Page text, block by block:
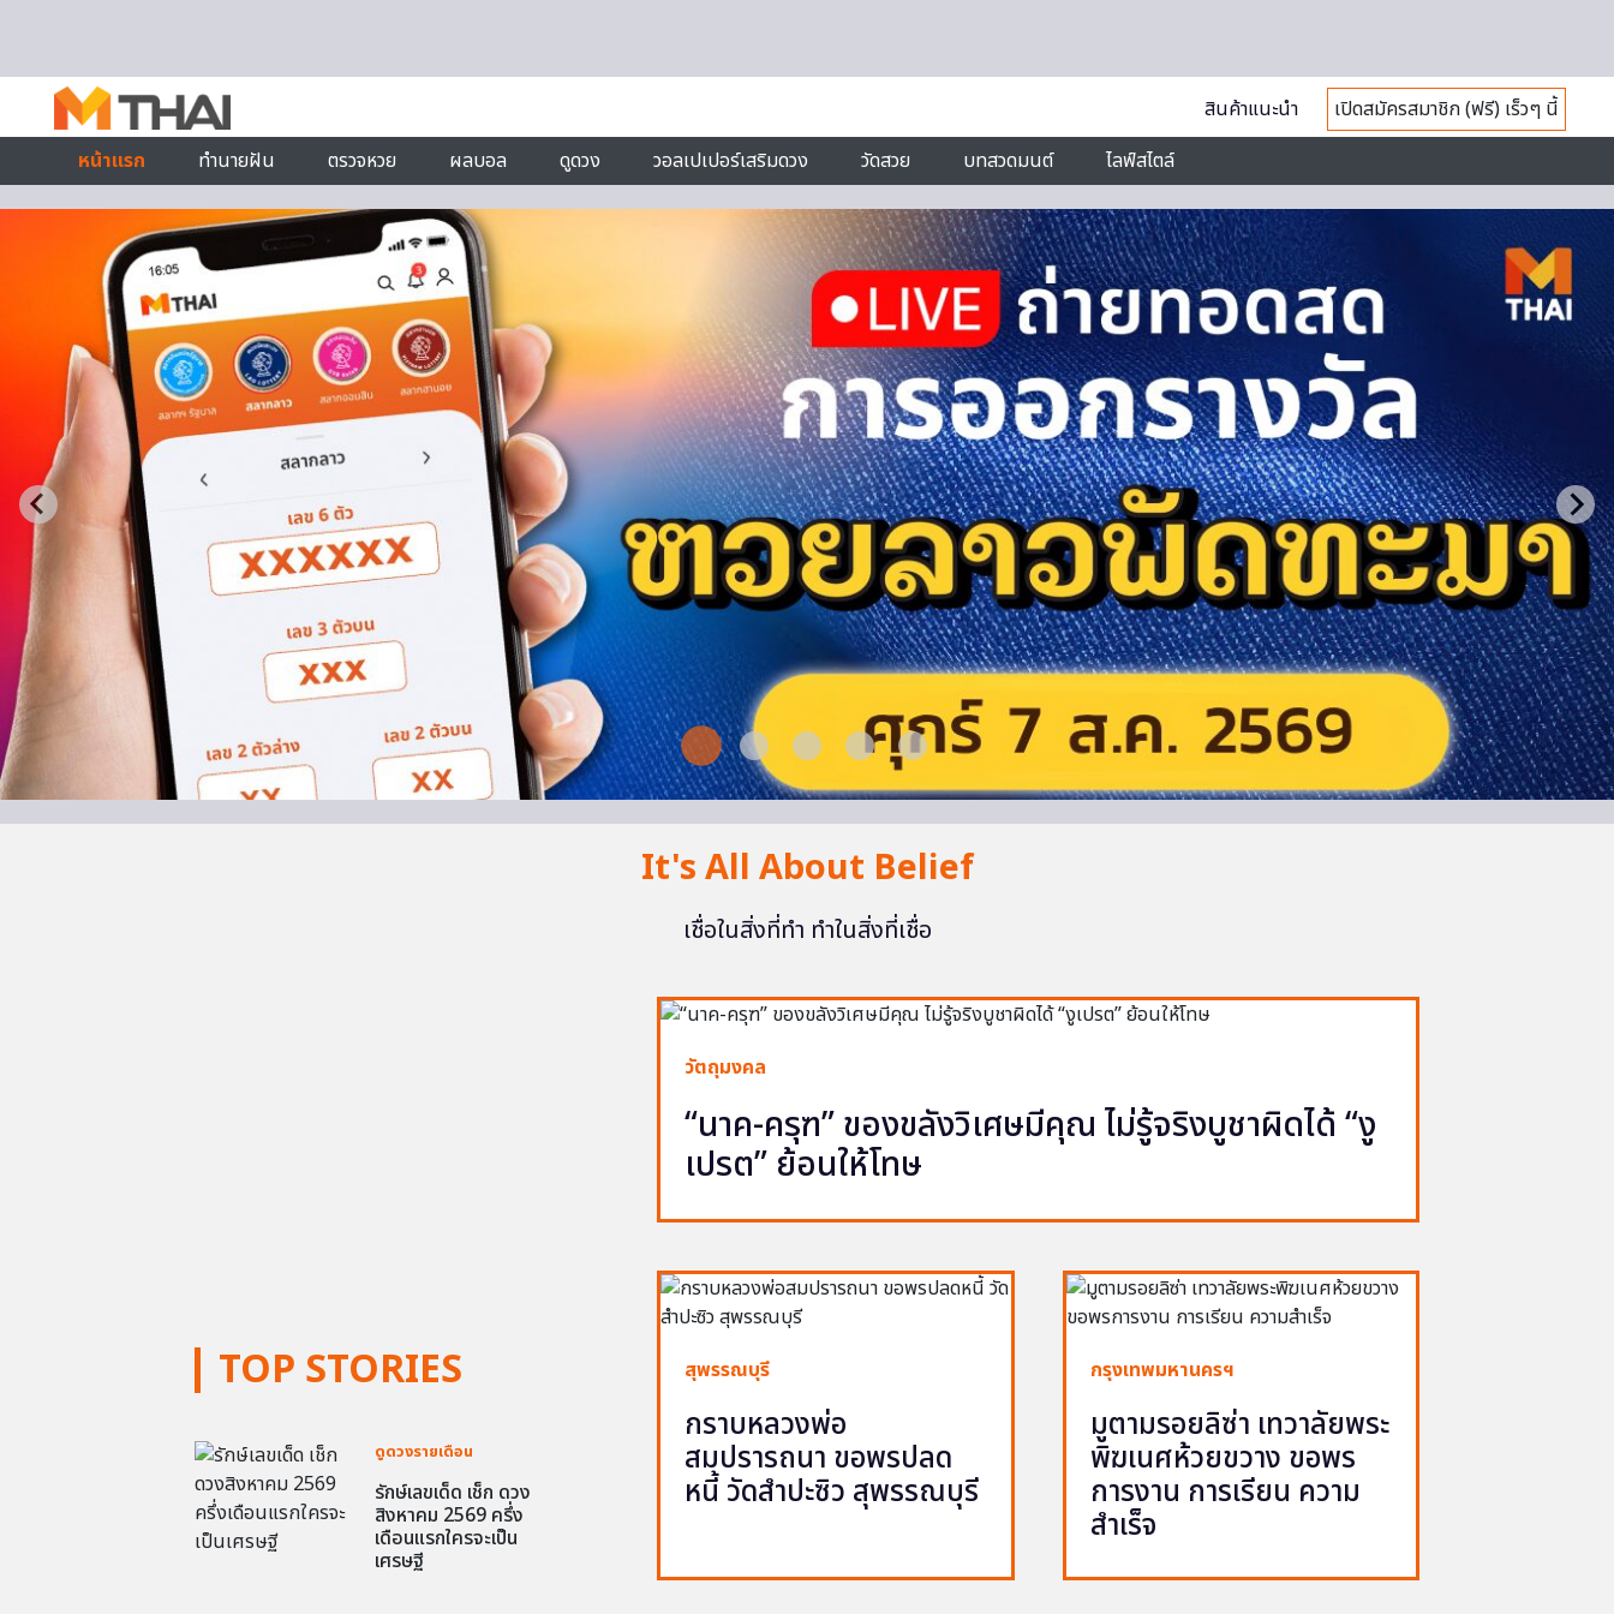
สินค้าแนะนำ
เปิดสมัครสมาชิก (ฟรี) เร็วๆ นี้
หน้าแรก
ทำนายฝัน ตรวจหวย ผลบอล ดูดวง วอลเปเปอร์เสริมดวง วัดสวย บทสวดมนต์ ไลฟ์สไตล์
It's All About Belief
เชื่อในสิ่งที่ทำ ทำในสิ่งที่เชื่อ
TOP STORIES
ดูดวงรายเดือน
รักษ์เลขเด็ด เช็ก ดวง
สิงหาคม 2569 ครึ่ง
เดือนแรกใครจะเป็น
เศรษฐี
วัตถุมงคล
“นาค-ครุฑ” ของขลังวิเศษมีคุณ ไม่รู้จริงบูชาผิดได้ “งู
เปรต” ย้อนให้โทษ
สุพรรณบุรี
กราบหลวงพ่อ
สมปรารถนา ขอพรปลด
หนี้ วัดสำปะซิว สุพรรณบุรี
กรุงเทพมหานครฯ
มูตามรอยลิซ่า เทวาลัยพระ
พิฆเนศห้วยขวาง ขอพร
การงาน การเรียน ความ
สำเร็จ